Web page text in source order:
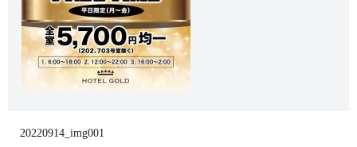
20220914_img001